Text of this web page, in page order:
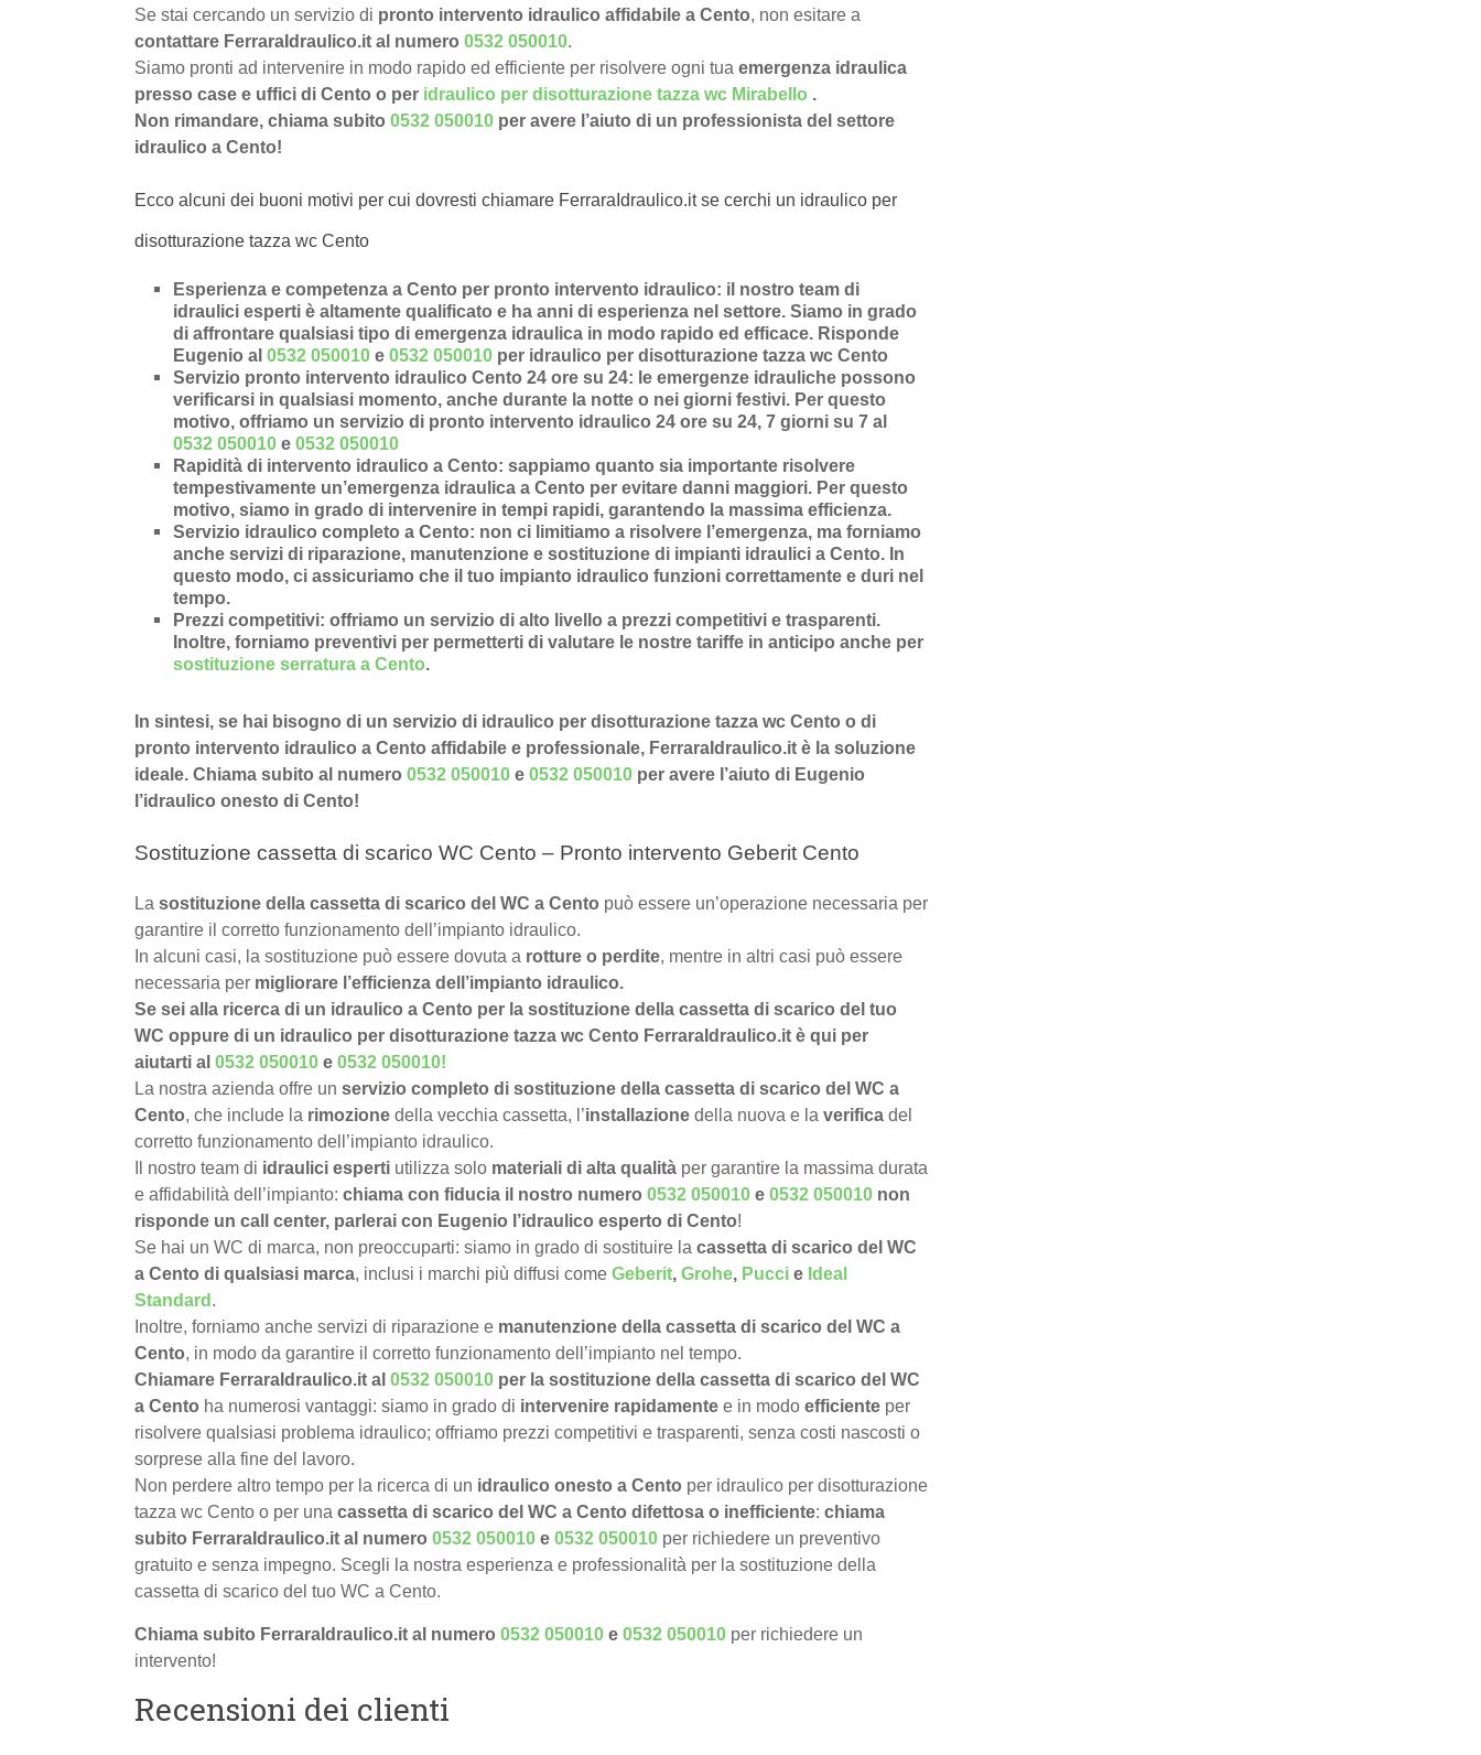
Se stai cercando un servizio di pronto intervento idraulico affidabile a Cento, non esitare a
contattare FerraraIdraulico.it al numero 0532 050010.
Siamo pronti ad intervenire in modo rapido ed efficiente per risolvere ogni tua emergenza idraulica
presso case e uffici di Cento o per idraulico per disotturazione tazza wc Mirabello .
Non rimandare, chiama subito 0532 050010 per avere l’aiuto di un professionista del settore
idraulico a Cento!
Ecco alcuni dei buoni motivi per cui dovresti chiamare FerraraIdraulico.it se cerchi un idraulico per
disotturazione tazza wc Cento
Esperienza e competenza a Cento per pronto intervento idraulico: il nostro team di
idraulici esperti è altamente qualificato e ha anni di esperienza nel settore. Siamo in grado
di affrontare qualsiasi tipo di emergenza idraulica in modo rapido ed efficace. Risponde
Eugenio al 0532 050010 e 0532 050010 per idraulico per disotturazione tazza wc Cento
Servizio pronto intervento idraulico Cento 24 ore su 24: le emergenze idrauliche possono
verificarsi in qualsiasi momento, anche durante la notte o nei giorni festivi. Per questo
motivo, offriamo un servizio di pronto intervento idraulico 24 ore su 24, 7 giorni su 7 al
0532 050010 e 0532 050010
Rapidità di intervento idraulico a Cento: sappiamo quanto sia importante risolvere
tempestivamente un’emergenza idraulica a Cento per evitare danni maggiori. Per questo
motivo, siamo in grado di intervenire in tempi rapidi, garantendo la massima efficienza.
Servizio idraulico completo a Cento: non ci limitiamo a risolvere l’emergenza, ma forniamo
anche servizi di riparazione, manutenzione e sostituzione di impianti idraulici a Cento. In
questo modo, ci assicuriamo che il tuo impianto idraulico funzioni correttamente e duri nel
tempo.
Prezzi competitivi: offriamo un servizio di alto livello a prezzi competitivi e trasparenti.
Inoltre, forniamo preventivi per permetterti di valutare le nostre tariffe in anticipo anche per
sostituzione serratura a Cento.
In sintesi, se hai bisogno di un servizio di idraulico per disotturazione tazza wc Cento o di
pronto intervento idraulico a Cento affidabile e professionale, FerraraIdraulico.it è la soluzione
ideale. Chiama subito al numero 0532 050010 e 0532 050010 per avere l’aiuto di Eugenio
l’idraulico onesto di Cento!
Sostituzione cassetta di scarico WC Cento – Pronto intervento Geberit Cento
La sostituzione della cassetta di scarico del WC a Cento può essere un’operazione necessaria per
garantire il corretto funzionamento dell’impianto idraulico.
In alcuni casi, la sostituzione può essere dovuta a rotture o perdite, mentre in altri casi può essere
necessaria per migliorare l’efficienza dell’impianto idraulico.
Se sei alla ricerca di un idraulico a Cento per la sostituzione della cassetta di scarico del tuo
WC oppure di un idraulico per disotturazione tazza wc Cento FerraraIdraulico.it è qui per
aiutarti al 0532 050010 e 0532 050010!
La nostra azienda offre un servizio completo di sostituzione della cassetta di scarico del WC a
Cento, che include la rimozione della vecchia cassetta, l’installazione della nuova e la verifica del
corretto funzionamento dell’impianto idraulico.
Il nostro team di idraulici esperti utilizza solo materiali di alta qualità per garantire la massima durata
e affidabilità dell’impianto: chiama con fiducia il nostro numero 0532 050010 e 0532 050010 non
risponde un call center, parlerai con Eugenio l’idraulico esperto di Cento!
Se hai un WC di marca, non preoccuparti: siamo in grado di sostituire la cassetta di scarico del WC
a Cento di qualsiasi marca, inclusi i marchi più diffusi come Geberit, Grohe, Pucci e Ideal
Standard .
Inoltre, forniamo anche servizi di riparazione e manutenzione della cassetta di scarico del WC a
Cento, in modo da garantire il corretto funzionamento dell’impianto nel tempo.
Chiamare FerraraIdraulico.it al 0532 050010 per la sostituzione della cassetta di scarico del WC
a Cento ha numerosi vantaggi: siamo in grado di intervenire rapidamente e in modo efficiente per
risolvere qualsiasi problema idraulico; offriamo prezzi competitivi e trasparenti, senza costi nascosti o
sorprese alla fine del lavoro.
Non perdere altro tempo per la ricerca di un idraulico onesto a Cento per idraulico per disotturazione
tazza wc Cento o per una cassetta di scarico del WC a Cento difettosa o inefficiente: chiama
subito FerraraIdraulico.it al numero 0532 050010 e 0532 050010 per richiedere un preventivo
gratuito e senza impegno. Scegli la nostra esperienza e professionalità per la sostituzione della
cassetta di scarico del tuo WC a Cento.
Chiama subito FerraraIdraulico.it al numero 0532 050010 e 0532 050010 per richiedere un
intervento!
Recensioni dei clienti